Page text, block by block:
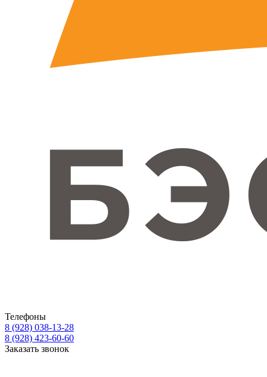
Телефоны
8 (928) 038-13-28
8 (928) 423-60-60
Заказать звонок